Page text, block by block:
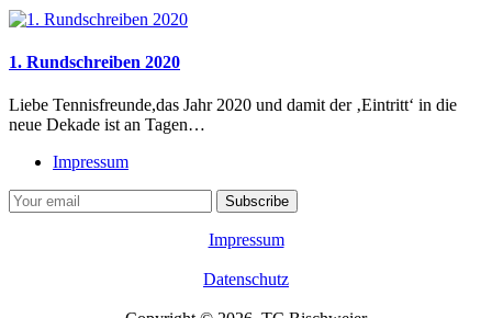
1. Rundschreiben 2020
Liebe Tennisfreunde,das Jahr 2020 und damit der ‚Eintritt‘ in die
neue Dekade ist an Tagen…
Impressum
Impressum
Datenschutz